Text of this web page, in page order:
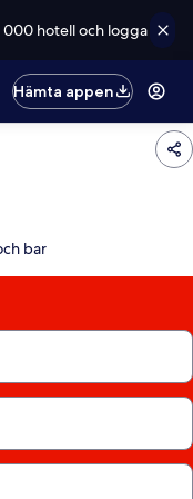
000 hotell och logga
Hämta appen
bar